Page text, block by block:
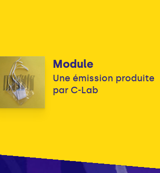
Module
Une émission produite
par C-Lab